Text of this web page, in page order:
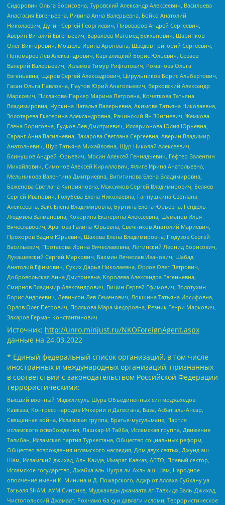
Сидорович Ольга Борисовна, Туровский Александр Алексеевич, Васильева
Анастасия Евгеньевна, Ривина Анна Валерьевна, Бойко Анатолий
Николаевич, Дугин Сергей Георгиевич, Пивоваров Андрей Сергеевич,
Аверин Виталий Евгеньевич, Барахоев Магомед Бекханович, Шарипков
Олег Викторович, Мошель Ирина Ароновна, Шведов Григорий Сергеевич,
Пономарев Лев Александрович, Каргалицкий Борис Юльевич, Созаев
Валерий Валерьевич, Исламов Тимур Рифгатович, Романова Ольга
Евгеньевна, Щаров Сергей Алексадрович, Цирульников Борис Альбертович,
Гасан Ольга Павловна, Паутов Юрий Анатольевич, Верховский Александр
Маркович, Пислакова-Паркер Марина Петровна, Кочеткова Татьяна
Владимировна, Чуркина Наталья Валерьевна, Акимова Татьяна Николаевна,
Золотарева Екатерина Александровна, Рачинский Ян Збигневич, Жемкова
Елена Борисовна, Гудков Лев Дмитриевич, Илларионова Юлия Юрьевна,
Саранг Анна Васильевна, Захарова Светлана Сергеевна, Аверин Владимир
Анатольевич, Щур Татьяна Михайловна, Щур Николай Алексеевич,
Блинушов Андрей Юрьевич, Мосин Алексей Геннадьевич, Гефтер Валентин
Михайлович, Симонов Алексей Кириллович, Флиге Ирина Анатольевна,
Мельникова Валентина Дмитриевна, Вититинова Елена Владимировна,
Баженова Светлана Куприяновна, Максимов Сергей Владимирович, Беляев
Сергей Иванович, Голубева Елена Николаевна, Ганнушкина Светлана
Алексеевна, Закс Елена Владимировна, Буртина Елена Юрьевна, Гендель
Людмила Залмановна, Кокорина Екатерина Алексеевна, Шуманов Илья
Вячеславович, Арапова Галина Юрьевна, Свечников Анатолий Мариевич,
Прохоров Вадим Юрьевич, Шахова Елена Владимировна, Подузов Сергей
Васильевич, Протасова Ирина Вячеславовна, Литинский Леонид Борисович,
Лукашевский Сергей Маркович, Бахмин Вячеслав Иванович, Шабад
Анатолий Ефимович, Сухих Дарья Николаевна, Орлов Олег Петрович,
Добровольская Анна Дмитриевна, Королева Александра Евгеньевна,
Смирнов Владимир Александрович, Вицин Сергей Ефимович, Золотухин
Борис Андреевич, Левинсон Лев Семенович, Локшина Татьяна Иосифовна,
Орлов Олег Петрович, Полякова Мара Федоровна, Резник Генри Маркович,
Захаров Герман Константинович
Источник: http://unro.minjust.ru/NKOForeignAgent.aspx
данные на 24.03.2022
* Единый федеральный список организаций, в том числе
иностранных и международных организаций, признанных
в соответствии с законодательством Российской Федерации
террористическими:
Высший военный Маджлисуль Шура Объединенных сил моджахедов
Кавказа, Конгресс народов Ичкерии и Дагестана, База, Асбат аль-Ансар,
Священная война, Исламская группа, Братья-мусульмане, Партия
исламского освобождения, Лашкар-И-Тайба, Исламская группа, Движение
Талибан, Исламская партия Туркестана, Общество социальных реформ,
Общество возрождения исламского наследия, Дом двух святых, Джунд аш-
Шам, Исламский джихад, Аль-Каида, Имарат Кавказ, АБТО, Правый сектор,
Исламское государство, Джабха аль-Нусра ли-Ахль аш-Шам, Народное
ополчение имени К. Минина и Д. Пожарского, Аджр от Аллаха Субхану уа
Тагьаля SHAM, АУМ Синрике, Муджахеды джамаата Ат-Тавхида Валь-Джихад,
Чистопольский Джамаат, Рохнамо ба суи давлати исломи, Террористическое